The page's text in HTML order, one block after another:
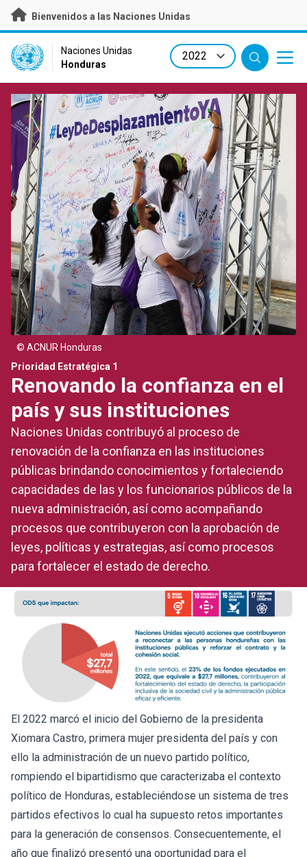
Skip
main
content
Bienvenidos a las Naciones Unidas
UN Logo
Naciones Unidas
Honduras
Prioridad Estratégica 1
Renovando la confianza en el
país y sus instituciones
Naciones Unidas contribuyó al proceso de
renovación de la confianza en las instituciones
públicas brindando conocimientos y fortaleciendo
capacidades de las y los funcionarios públicos de la
nueva administración, así como acompañando
procesos que contribuyeron con la aprobación de
leyes, políticas y estrategias, así como procesos
para fortalecer el estado de derecho.
© ACNUR Honduras
El 2022 marcó el inicio del Gobierno de la presidenta
Xiomara Castro, primera mujer presidenta del país y con
ello la administración de un nuevo partido político,
rompiendo el bipartidismo que caracterizaba el contexto
político de Honduras, estableciéndose un sistema de tres
partidos efectivos lo cual ha supuesto retos importantes
para la generación de consensos. Consecuentemente, el
año que finalizó presentó una oportunidad para el